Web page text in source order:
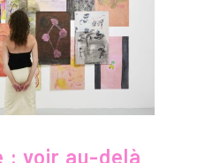
: voir au-delà